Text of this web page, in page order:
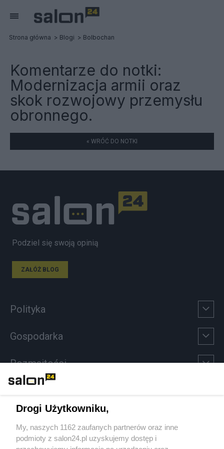
Strona główna Blogi Bolbochan
Komentarze do notki:
Modernizacja armii oraz
skok rozwojowy przemysłu
obronnego.
« WRÓĆ DO NOTKI
Podziel się swoją opinią
ZAŁÓŻ BLOG
Polityka
Gospodarka
Rozmaitości
Sport
Społeczeństwo
Drogi Użytkowniku,
My, naszych 1162 zaufanych partnerów oraz inne
podmioty z salon24.pl uzyskujemy dostęp i